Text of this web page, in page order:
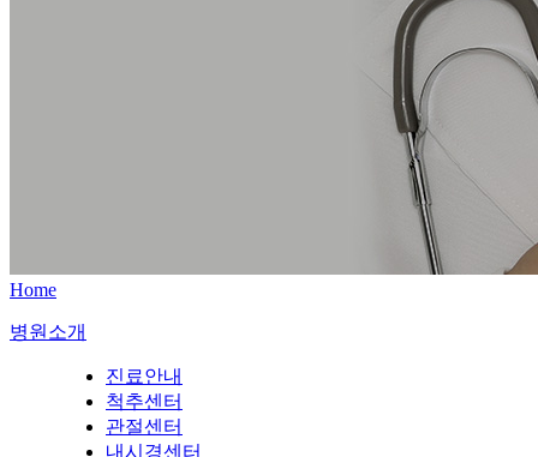
Home
병원소개
진료안내
척추센터
관절센터
내시경센터